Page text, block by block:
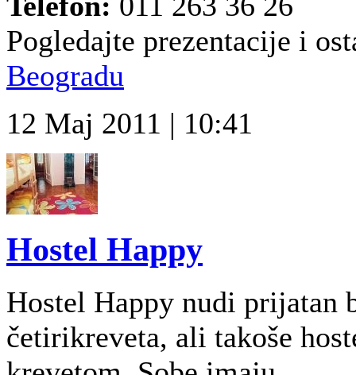
Pogledajte prezentacije i
Beogradu
12 Maj 2011 | 10:41
Hostel Happy
Hostel Happy nudi prijatan
četirikreveta, ali takoše